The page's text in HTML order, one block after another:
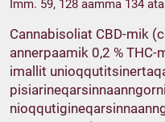
Imm. 59, 128 aamma 134
Cannabisoliat CBD-mik
annerpaamik 0,2 %
imallit